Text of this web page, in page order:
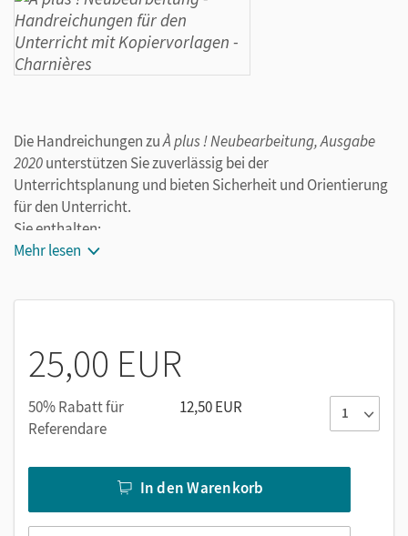
Die Handreichungen zuÀ plus ! Neubearbeitung, Ausgabe
2020unterstützen Sie zuverlässig bei der
Unterrichtsplanung und bieten Sicherheit und Orientierung
für den Unterricht.
Sie enthalten:
KI und digitalen Tools
Handlungsanweisungen zu Methoden für den
Unterricht
editierbarer Form auf dem Unterrichtsmanager enthalten.
Mehr lesen
25,00 EUR
50% Rabatt für
Referendare
12,50 EUR
In den Warenkorb